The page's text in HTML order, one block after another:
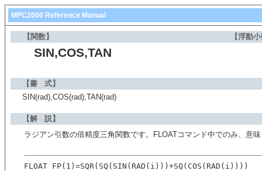
MPC2000 Reference Manual
【関数】 【浮動
SIN,COS,TAN
【書 式】
SIN(rad),COS(rad),TAN(rad)
【解 説】
ラジアン引数の倍精度三角関数です。FLOATコマンド中でのみ、意
FLOAT FP(1)=SQR(SQ(SIN(RAD(i)))+SQ(COS(RAD(i))))